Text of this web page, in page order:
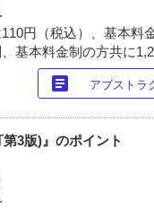
円（税込）、基本料
基本料金制の方共に
article アブストラ
3版)』のポイント